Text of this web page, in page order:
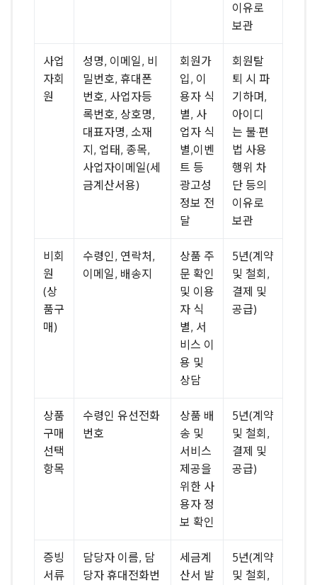
이유로
보관
사업
자회
원
성명, 이메일, 비
밀번호, 휴대폰
번호, 사업자등
록번호, 상호명,
대표자명, 소재
지, 업태, 종목,
사업자이메일(세
금계산서용)
회원가
입, 이
용자 식
별, 사
업자 식
별,이벤
트 등
광고성
정보 전
달
회원탈
퇴 시 파
기하며,
아이디
는 불·편
법 사용
행위 차
단 등의
이유로
보관
비회
원
(상
품구
매)
수령인, 연락처,
이메일, 배송지
상품 주
문 확인
및 이용
자 식
별, 서
비스 이
용 및
상담
5년(계약
및 철회,
결제 및
공급)
상품
구매
선택
항목
수령인 유선전화
번호
상품 배
송 및
서비스
제공을
위한 사
용자 정
보 확인
5년(계약
및 철회,
결제 및
공급)
증빙
서류
담당자 이름, 담
당자 휴대전화번
세금계
산서 발
5년(계약
및 철회,